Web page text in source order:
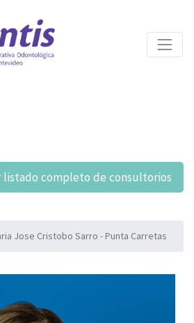
listado completo de consultorios
Jose Cristobo Sarro - Punta Carretas